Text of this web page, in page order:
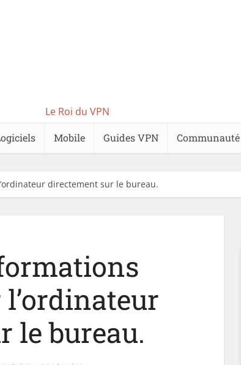
Le Roi du VPN
Mobile Guides VPN Communauté
directement sur le bureau.
le bureau.